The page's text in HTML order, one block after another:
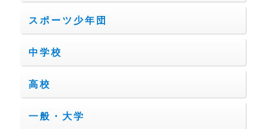
スポーツ少年団
中学校
高校
一般・大学